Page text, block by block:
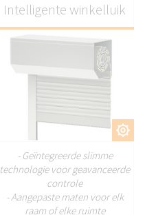
AANPASSEN
Intelligente winkelluik
- Geïntegreerde slimme
technologie voor geavanceerde
controle
- Aangepaste maten voor elk
raam of elke ruimte